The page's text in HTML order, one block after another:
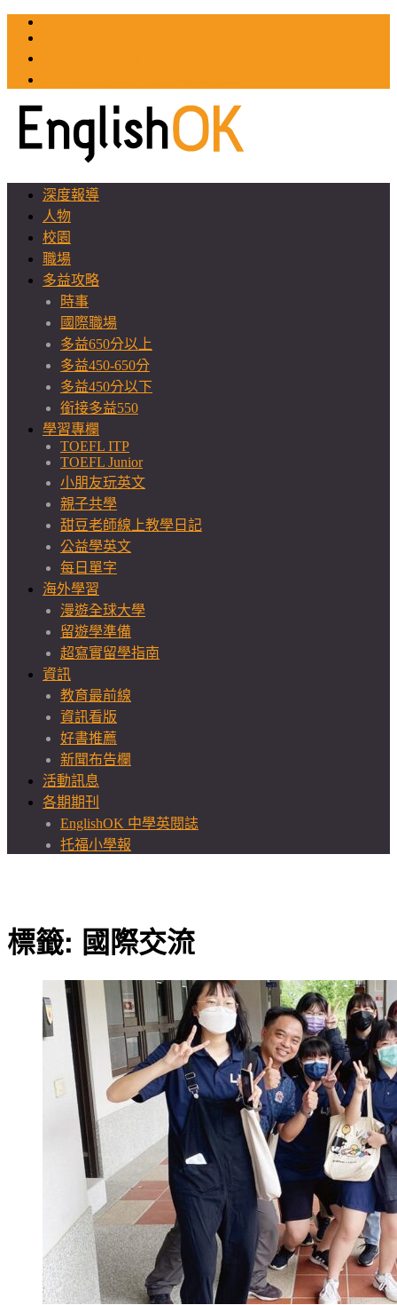
深度報導
人物
校園
職場
多益攻略
時事
國際職場
多益650分以上
多益450-650分
多益450分以下
銜接多益550
學習專欄
TOEFL ITP
TOEFL Junior
小朋友玩英文
親子共學
甜豆老師線上教學日記
公益學英文
每日單字
海外學習
漫遊全球大學
留遊學準備
超寫實留學指南
資訊
教育最前線
資訊看版
好書推薦
新聞布告欄
活動訊息
各期期刊
EnglishOK 中學英閱誌
托福小學報
標籤: 國際交流